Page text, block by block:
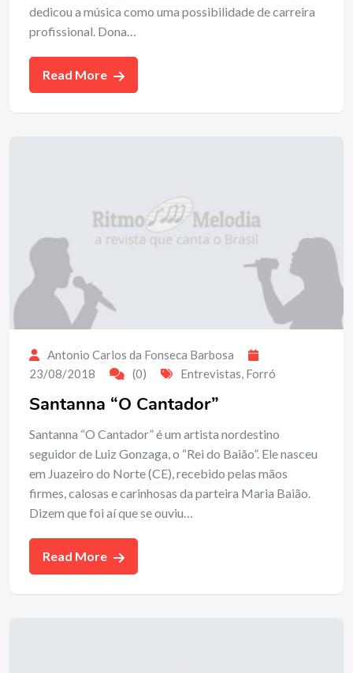
dedicou a música como uma possibilidade de carreira
profissional. Dona…
Read More
Antonio Carlos da Fonseca Barbosa
23/08/2018
(0) Entrevistas, Forró
Santanna “O Cantador”
Santanna “O Cantador” é um artista nordestino
seguidor de Luiz Gonzaga, o “Rei do Baião”. Ele nasceu
em Juazeiro do Norte (CE), recebido pelas mãos
firmes, calosas e carinhosas da parteira Maria Baião.
Dizem que foi aí que se ouviu…
Read More